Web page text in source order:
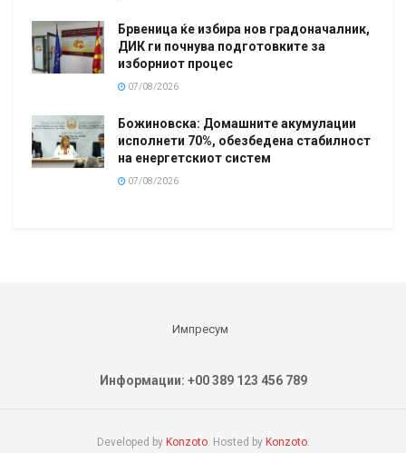
Брвеница ќе избира нов градоначалник,
ДИК ги почнува подготовките за
изборниот процес
07/08/2026
Божиновска: Домашните акумулации
исполнети 70%, обезбедена стабилност
на енергетскиот систем
07/08/2026
Импресум
Информации: +00 389 123 456 789
Developed by Konzoto. Hosted by Konzoto.